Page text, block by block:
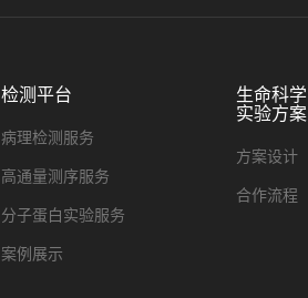
检测平台
病理检测服务
高通量测序服务
分子蛋白实验服务
案例展示
生命科学
实验方案
方案设计
合作流程